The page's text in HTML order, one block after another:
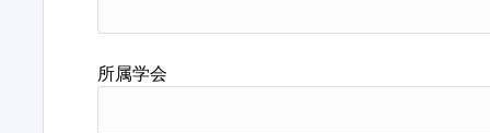
所属学会